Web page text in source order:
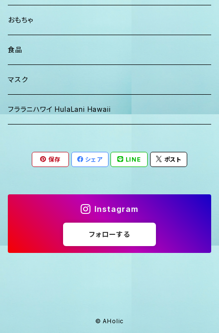
パーカー、スウェット
おもちゃ
食品
マスク
フララニハワイ HulaLani Hawaii
保存 シェア LINE ポスト
Instagram
フォローする
© AHolic